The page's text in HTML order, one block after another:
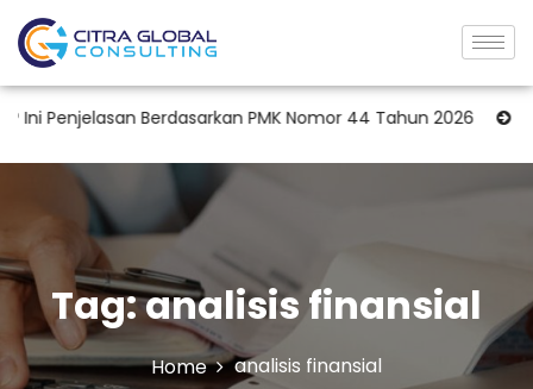
Berdasarkan PMK Nomor 44 Tahun 2026
Tag:analisis finansial
Home analisis finansial